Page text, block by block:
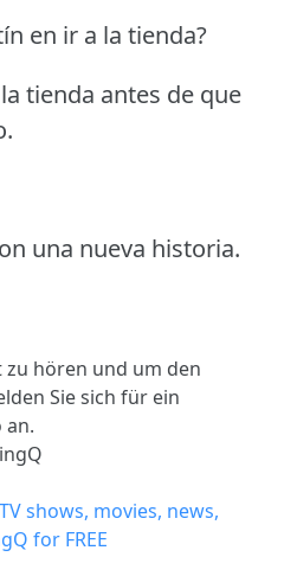
en ir a la tienda?
tienda antes de que
una nueva historia.
zu hören und um den
Sie sich für ein
an.